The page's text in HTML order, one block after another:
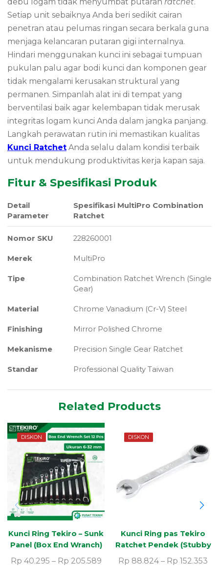
Setiap unit sebaiknya Anda beri sedikit cairan
penetran atau pelumas ringan secara berkala guna
menjaga kelancaran putaran gigi internalnya.
Hindari menggunakan kunci ini sebagai tumpuan
pukulan palu agar bodi kunci dan komponen gear
tidak mengalami kerusakan struktural yang
permanen. Simpanlah alat ini di tempat yang
berventilasi baik agar kelembapan tidak merusak
integritas logam kunci Anda dalam jangka panjang.
Langkah perawatan rutin ini memastikan kualitas
Kunci Ratchet Anda selalu dalam kondisi terbaik
untuk mendukung produktivitas kerja kapan saja.
Fitur & Spesifikasi Produk
Detail
Parameter
Spesifikasi MultiPro Combination
Ratchet
Nomor SKU 228260001
Merek MultiPro
Tipe
Combination Ratchet Wrench (Single
Gear)
Material Chrome Vanadium (Cr-V) Steel
Finishing Mirror Polished Chrome
Mekanisme Precision Single Gear Ratchet
Standar Professional Quality Taiwan
Related Products
DISKON
Kunci Ring Tekiro – Sunk
Panel (Box End Wranch)
Rp 40.295 – Rp 205.589
DISKON
Kunci Ring pas Tekiro
Ratchet Pendek (Stubby
Gear Wrench)
Rp 88.824 – Rp 152.353